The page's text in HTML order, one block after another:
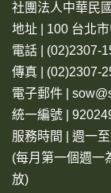
社團法人中華民
地址 | 100 台北
電話 | (02)2307-
傳真 | (02)2307-
電子郵件 |
統一編號 |
服務時間 | 週一
(每月第一個週一
放)